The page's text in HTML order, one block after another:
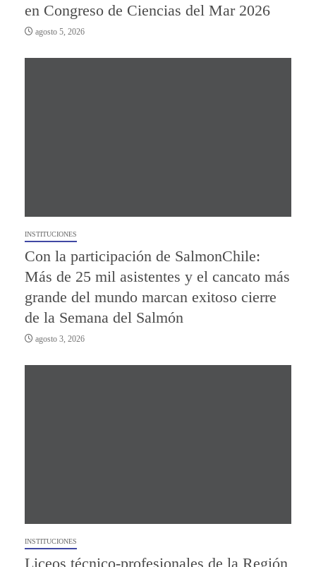
en Congreso de Ciencias del Mar 2026
agosto 5, 2026
INSTITUCIONES
Con la participación de SalmonChile:
Más de 25 mil asistentes y el cancato más
grande del mundo marcan exitoso cierre
de la Semana del Salmón
agosto 3, 2026
INSTITUCIONES
Liceos técnico-profesionales de la Región